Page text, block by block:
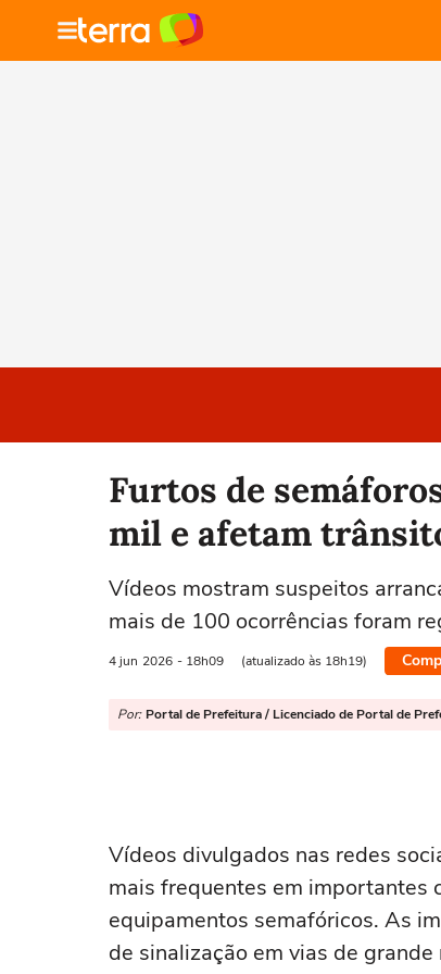
Furtos de
mil e afetam
Vídeos mostram suspeitos
mais de 100 ocorrências foram
4 jun 2026 - 18h09 (atualizado às 18h19)
Por: Portal de Prefeitura / Licenciado de Portal de
Vídeos divulgados nas redes
mais frequentes em importantes
equipamentos semafóricos. As
de sinalização em vias de